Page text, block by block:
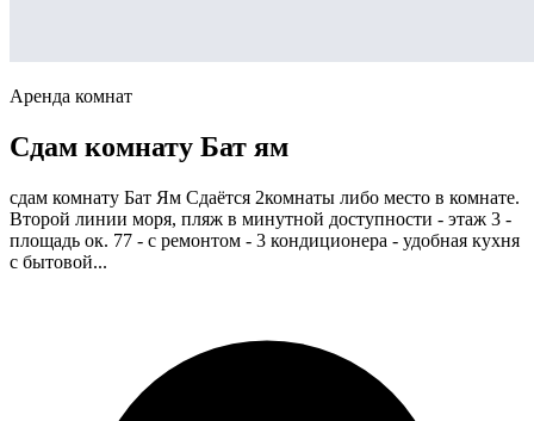
Аренда комнат
Сдам комнату Бат ям
сдам комнату Бат Ям Сдаётся 2комнаты либо место в комнате.
Второй линии моря, пляж в минутной доступности - этаж 3 -
площадь ок. 77 - с ремонтом - 3 кондиционера - удобная кухня
с бытовой...